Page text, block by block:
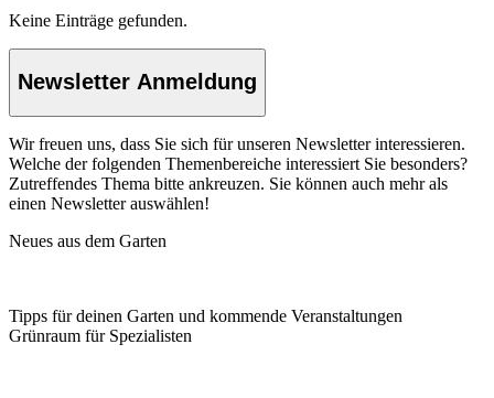
Keine Einträge gefunden.
Newsletter Anmeldung
Wir freuen uns, dass Sie sich für unseren Newsletter interessieren.
Welche der folgenden Themenbereiche interessiert Sie besonders?
Zutreffendes Thema bitte ankreuzen. Sie können auch mehr als
einen Newsletter auswählen!
Neues aus dem Garten
Tipps für deinen Garten und kommende Veranstaltungen
Grünraum für Spezialisten